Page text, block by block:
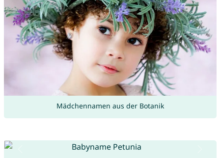
Mädchennamen aus der Botanik